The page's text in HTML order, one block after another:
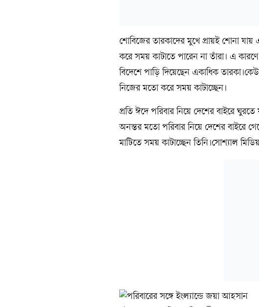
শোবিজের তারকাদের মুখে প্রায়ই শোনা
করে সময় কাটাতে পারেন না তাঁরা। এ
বিদেশে পাড়ি দিয়েছেন একাধিক
নিজের মতো করে সময় কাটাচ্ছেন।
প্রতি ঈদে পরিবার নিয়ে দেশের বাইরে
অনন্তর মতো পরিবার নিয়ে দেশের বাইরে
মাটিতে সময় কাটাচ্ছেন তিনি।সোশ্যাল